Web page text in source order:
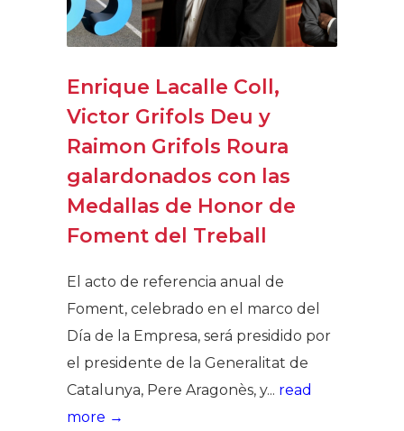
Enrique Lacalle Coll,
Victor Grifols Deu y
Raimon Grifols Roura
galardonados con las
Medallas de Honor de
Foment del Treball
El acto de referencia anual de
Foment, celebrado en el marco del
Día de la Empresa, será presidido por
el presidente de la Generalitat de
Catalunya, Pere Aragonès, y... read
more →